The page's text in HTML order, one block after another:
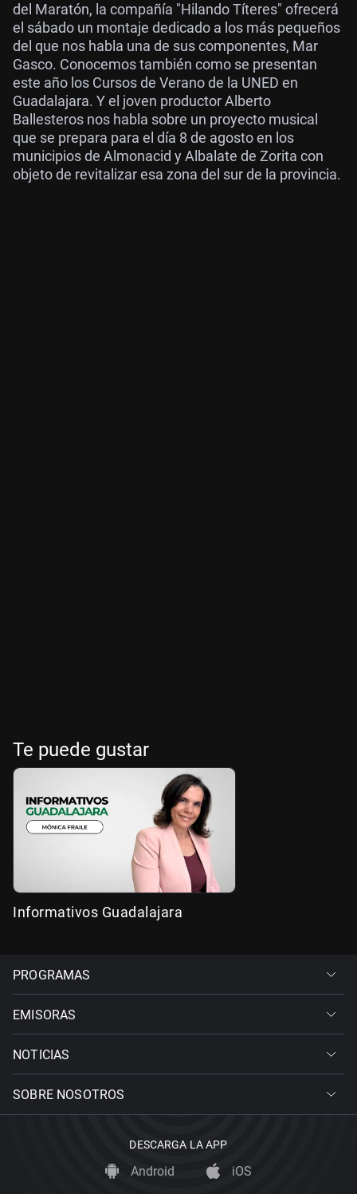
del Maratón, la compañía "Hilando Títeres" ofrecerá
el sábado un montaje dedicado a los más pequeños
del que nos habla una de sus componentes, Mar
Gasco. Conocemos también como se presentan
este año los Cursos de Verano de la UNED en
Guadalajara. Y el joven productor Alberto
Ballesteros nos habla sobre un proyecto musical
que se prepara para el día 8 de agosto en los
municipios de Almonacid y Albalate de Zorita con
objeto de revitalizar esa zona del sur de la provincia.
Te puede gustar
Informativos Guadalajara
PROGRAMAS
EMISORAS
NOTICIAS
SOBRE NOSOTROS
DESCARGA LA APP
Android iOS